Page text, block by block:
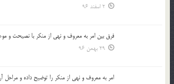
2 اسفند 96
فرق بين امر به معروف و نهي از منكر با نصيحت و
29 بهمن 96
امر به معروف و نهي از منكر را توضيح داده و مراحل